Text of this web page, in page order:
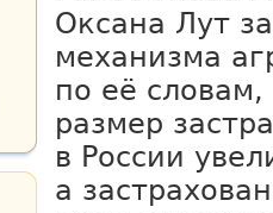
Оксана Лут
механизма
по её
размер
в России
а